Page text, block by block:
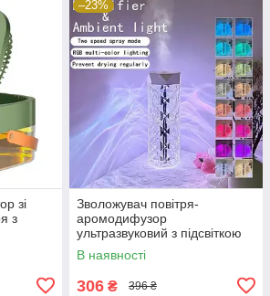
зі
з
–23%
Зволожувач повітря-
аромодифузор
ультразвуковий з підсвіткою
на 400 мл Air Purifier Crystal
В наявності
306 ₴ 396 ₴